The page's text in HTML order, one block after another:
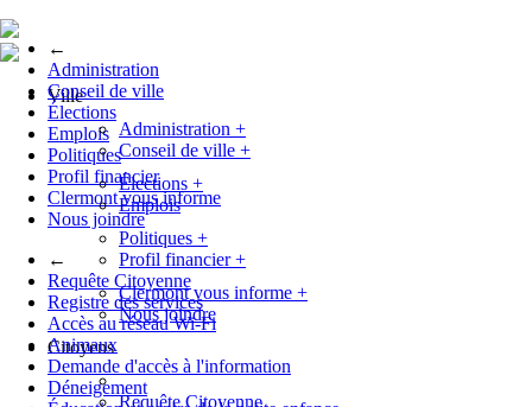
←
Administration
Conseil de ville
Élections
Emplois
Politiques
Profil financier
Clermont vous informe
Nous joindre
←
Requête Citoyenne
Registre des services
Accès au réseau Wi-Fi
Animaux
Demande d'accès à l'information
Déneigement
Ville
Administration +
Conseil de ville +
Élections +
Emplois
Politiques +
Profil financier+
Clermont vous informe +
Nous joindre
Citoyens
Requête Citoyenne